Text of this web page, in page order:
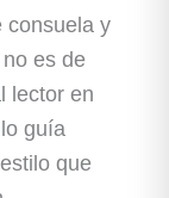
consuela y
es de
lector en
guía
que